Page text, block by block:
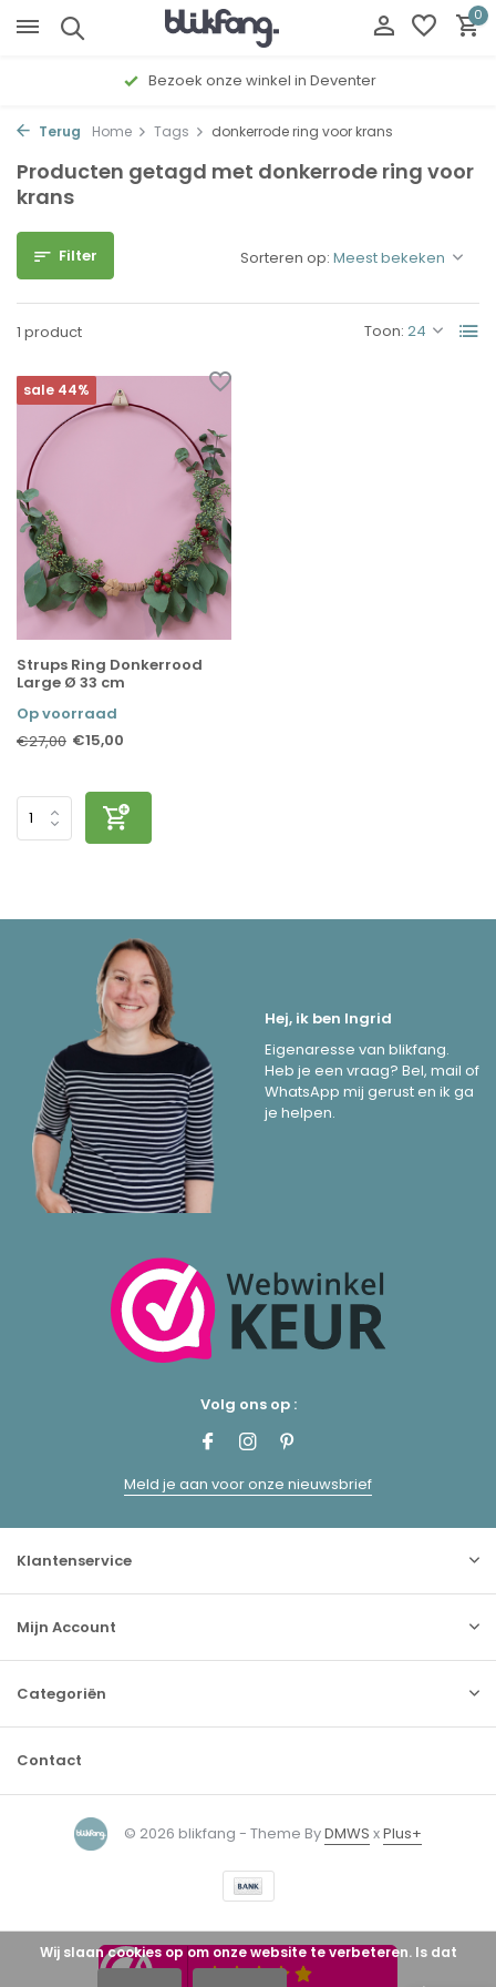
0
Bezoek onze winkel in Deventer
Terug Home Tags donkerrode ring voor krans
Producten getagd met donkerrode ring voor
krans
Filter
1 product Toon:
Sorteren op:
sale 44%
Strups Ring Donkerrood
Large Ø 33 cm
Op voorraad
€27,00 €15,00
Hej, ik ben Ingrid
Eigenaresse van blikfang.
Heb je een vraag? Bel, mail of
WhatsApp mij gerust en ik ga
je helpen.
Volg ons op :
Meld je aan voor onze nieuwsbrief
Klantenservice
Mijn Account
Categoriën
Contact
© 2026 blikfang - Theme ByDMWS xPlus+
Wij slaan cookies op om onze website te verbeteren. Is dat